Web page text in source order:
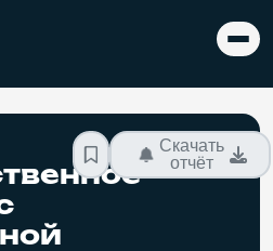
Скачать
отчёт